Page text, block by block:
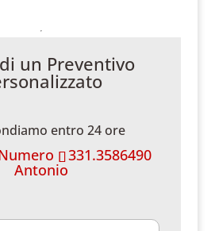
un Preventivo
entro 24 ore
331.3586490
Antonio